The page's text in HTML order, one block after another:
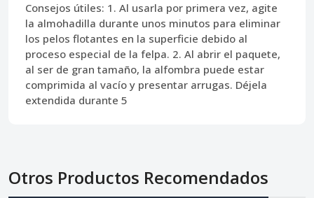
Consejos útiles: 1. Al usarla por primera vez, agite
la almohadilla durante unos minutos para eliminar
los pelos flotantes en la superficie debido al
proceso especial de la felpa. 2. Al abrir el paquete,
al ser de gran tamaño, la alfombra puede estar
comprimida al vacío y presentar arrugas. Déjela
extendida durante 5
Otros Productos Recomendados